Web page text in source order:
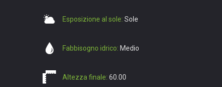
Esposizione al sole: Sole
Fabbisogno idrico: Medio
Altezza finale: 60.00